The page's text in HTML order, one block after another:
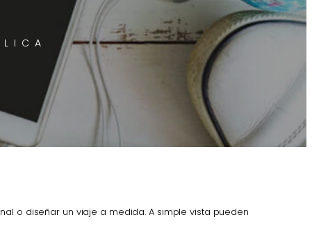
o diseñar un viaje a medida. A simple vista pueden